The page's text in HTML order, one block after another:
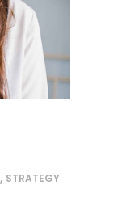
, STRATEGY